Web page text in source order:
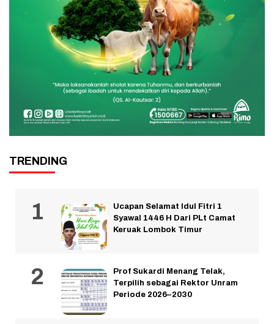
TRENDING
Ucapan Selamat Idul Fitri 1
Syawal 1446 H Dari PLt Camat
Keruak Lombok Timur
Prof Sukardi Menang Telak,
Terpilih sebagai Rektor Unram
Periode 2026–2030